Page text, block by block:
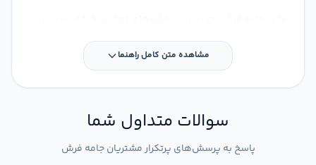
برندها با نخ ۱۰۰٪ اکریلیک هیت‌ست شده و بدون پرزدهی عرضه
می‌کنیم. اگر به دنبال ایجاد یک نقطه کانونی جذاب در پذیرایی
خود هستید، این طرح کلاسیک بهترین انتخاب برای شماست.
مشاهده متن کامل راهنما
سوالات متداول شما
پاسخ به پرسش‌های پرتکرار مشتریان جامه فرش